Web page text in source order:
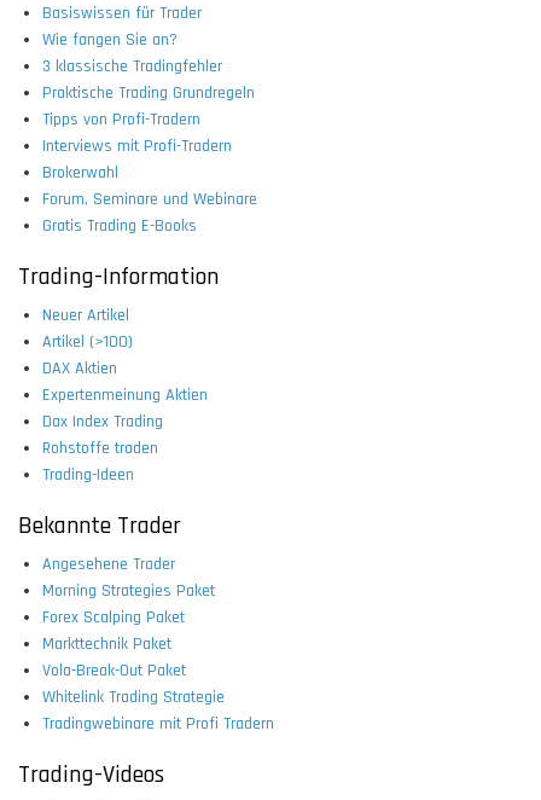
Basiswissen für Trader
Wie fangen Sie an?
3 klassische Tradingfehler
Praktische Trading Grundregeln
Tipps von Profi-Tradern
Interviews mit Profi-Tradern
Brokerwahl
Forum, Seminare und Webinare
Gratis Trading E-Books
Trading-Information
Neuer Artikel
Artikel (>100)
DAX Aktien
Expertenmeinung Aktien
Dax Index Trading
Rohstoffe traden
Trading-Ideen
Bekannte Trader
Angesehene Trader
Morning Strategies Paket
Forex Scalping Paket
Markttechnik Paket
Vola-Break-Out Paket
Whitelink Trading Strategie
Tradingwebinare mit Profi Tradern
Trading-Videos